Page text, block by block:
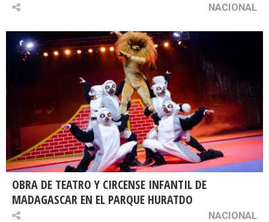
NACIONAL
OBRA DE TEATRO Y CIRCENSE INFANTIL DE
MADAGASCAR EN EL PARQUE HURATDO
NACIONAL